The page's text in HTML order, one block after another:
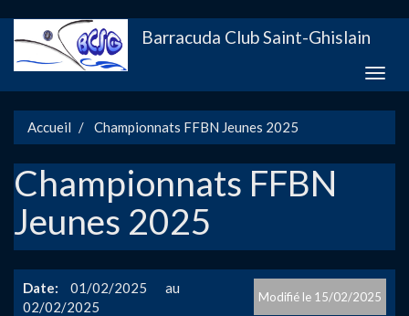
au
contenu
Barracuda Club Saint-Ghislain
Toggle
Accueil Championnats FFBN Jeunes 2025
Championnats FFBN
Jeunes 2025
15/02/2025
Date
01/02/2025
02/02/2025